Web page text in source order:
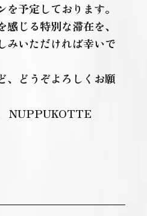
予定しております。
じる特別な滞在を、
みいただければ幸いで
、どうぞよろしくお願
NUPPUKOTTE